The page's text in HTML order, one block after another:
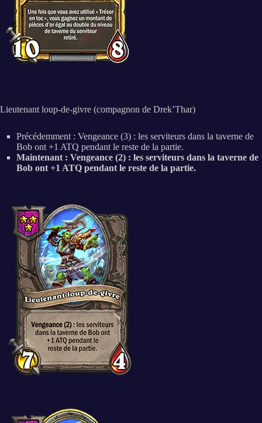
Lieutenant loup-de-givre (compagnon de Drek’Thar)
Précédemment : Vengeance (3) : les serviteurs dans la taverne de
Bob ont +1 ATQ pendant le reste de la partie.
Maintenant : Vengeance (2) : les serviteurs dans la taverne de
Bob ont +1 ATQ pendant le reste de la partie.